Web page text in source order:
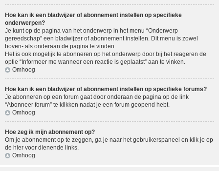
Hoe kan ik een bladwijzer of abonnement instellen op specifieke
onderwerpen?
Je kunt op de pagina van het onderwerp in het menu “Onderwerp
gereedschap” een bladwijzer of abonnement instellen. Dit menu is zowel
boven- als onderaan de pagina te vinden.
Het is ook mogelijk te abonneren op het onderwerp door bij het reageren de
optie “Informeer me wanneer een reactie is geplaatst” aan te vinken.
Omhoog
Hoe kan ik een bladwijzer of abonnement instellen op specifieke forums?
Je abonneren op een forum gaat door onderaan de pagina op de link
“Abonneer forum” te klikken nadat je een forum geopend hebt.
Omhoog
Hoe zeg ik mijn abonnement op?
Om je abonnement op te zeggen, ga je naar het gebruikerspaneel en klik je op
de hier voor dienende links.
Omhoog